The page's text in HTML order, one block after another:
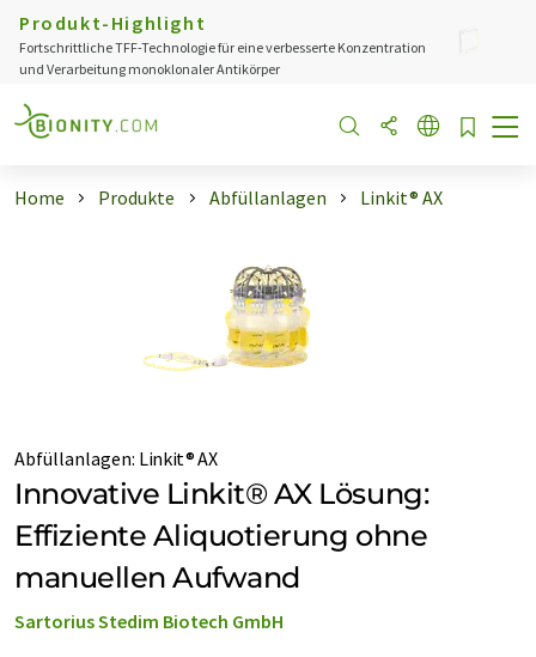
Produkt-Highlight
Fortschrittliche TFF-Technologie für eine verbesserte Konzentration
und Verarbeitung monoklonaler Antikörper
Home Produkte Abfüllanlagen Linkit® AX
Abfüllanlagen: Linkit® AX
Innovative Linkit® AX Lösung:
Effiziente Aliquotierung ohne
manuellen Aufwand
Sartorius Stedim Biotech GmbH